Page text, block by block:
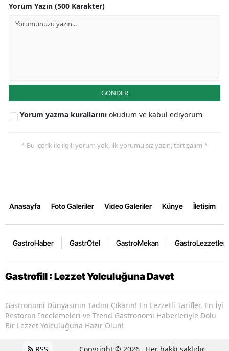
Yorum Yazın (500 Karakter)
GÖNDER
Yorum yazma kurallarını okudum ve kabul ediyorum
* Bu içerik ile ilgili yorum yok, ilk yorumu siz yazın, tartışalım *
Anasayfa Foto Galeriler Video Galeriler Künye İletişim
GastroHaber GastrOtel GastroMekan GastroLezzetler
Gastrofill : Lezzet Yolculuğuna Davet
Gastronomi Dünyasının Tadını Çıkarın! En Lezzetli Tarifler, En İyi
Restoran İncelemeleri ve Trend Gastronomi Haberleriyle Dolu
Bir Lezzet Yolculuğuna Hazır Olun!